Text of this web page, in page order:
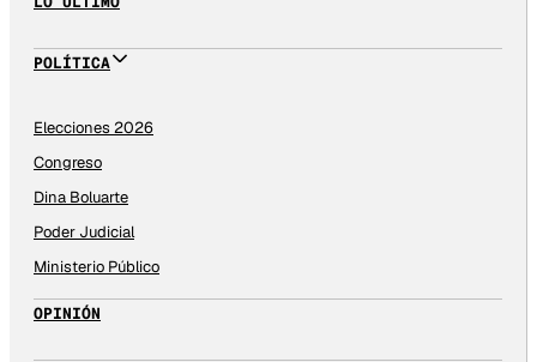
POLÍTICA
Elecciones 2026
Congreso
Dina Boluarte
Poder Judicial
Ministerio Público
OPINIÓN